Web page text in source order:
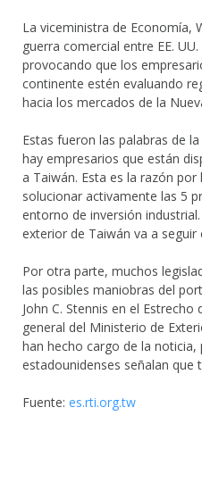
La viceministra de Economía,
guerra comercial entre EE.
provocando que los
continente estén evaluando
hacia los mercados de la
Estas fueron las palabras de
hay empresarios que están
a Taiwán. Esta es la razón
solucionar activamente las 5
entorno de inversión
exterior de Taiwán va a seguir
Por otra parte, muchos
las posibles maniobras del
John C. Stennis en el Estrecho
general del Ministerio de
han hecho cargo de la noticia,
estadounidenses señalan
Fuente: es.rti.org.tw